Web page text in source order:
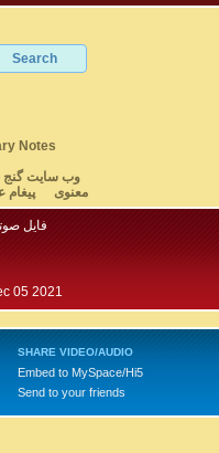
Notes
وب سایت گنج
معنوی
فایل
05 2021
SHARE VIDEO/AUDIO
Embed to MySpace/Hi5
Send to your friends